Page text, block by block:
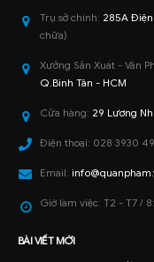
Trụ sở chính: 285A Điện
chữa)
Xưởng Sản Xuất - Văn
Q.Bình Tân - HCM
Cửa hàng: 29 Lương
Điện thoại: 028 3930
Email:
Giờ làm việc: T2 - T7 /
BÀI VIẾT MỚI